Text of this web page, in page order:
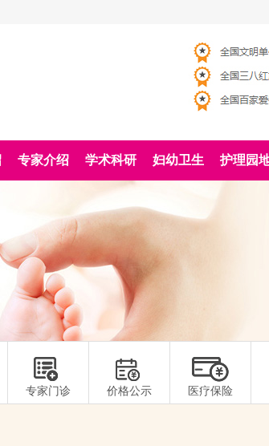
专家介绍 学术科研 妇幼卫生 护理园
专家门诊 价格公示 医疗保险